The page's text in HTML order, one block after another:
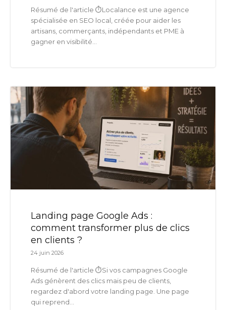
Résumé de l'article ⏱️Localance est une agence
spécialisée en SEO local, créée pour aider les
artisans, commerçants, indépendants et PME à
gagner en visibilité...
Landing page Google Ads :
comment transformer plus de clics
en clients ?
24 juin 2026
Résumé de l'article ⏱️Si vos campagnes Google
Ads génèrent des clics mais peu de clients,
regardez d'abord votre landing page. Une page
qui reprend...